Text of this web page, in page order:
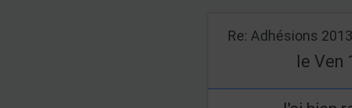
Re: Adhésions 2013
le Ven